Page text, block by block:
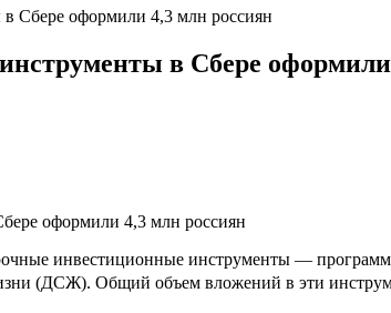
Сбере оформили 4,3 млн россиян
в Сбере
инвестиционные инструменты —
(ДСЖ). Общий объем вложений в эти